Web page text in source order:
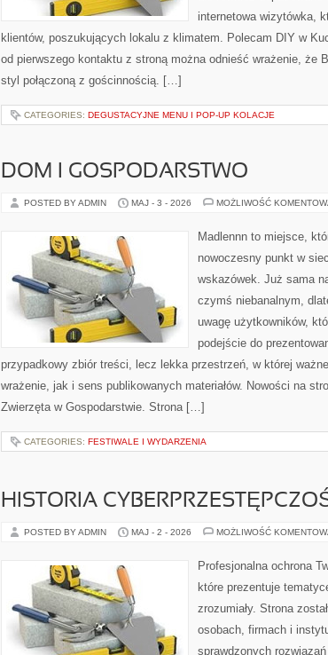
internetowa wizytówka,
klientów, poszukujących lokalu z klimatem. Polecam DIY w
od pierwszego kontaktu z stroną można odnieść wrażenie, że
styl połączoną z gościnnością. […]
CATEGORIES: DEGUSTACYJNE MENU I POP-UP KOLACJE
DOM I GOSPODARSTWO
POSTED BY ADMIN MAJ - 3 - 2026 MOŻLIWOŚĆ
Madlennn to miejsce,
nowoczesny punkt w
wskazówek. Już sama
czymś niebanalnym,
uwagę użytkowników,
podejście do
przypadkowy zbiór treści, lecz lekka przestrzeń, w której
wrażenie, jak i sens publikowanych materiałów. Nowości na
Zwierzęta w Gospodarstwie. Strona […]
CATEGORIES: FESTIWALE I WYDARZENIA
HISTORIA
POSTED BY ADMIN MAJ - 2 - 2026 MOŻLIWOŚĆ
Profesjonalna ochrona
które prezentuje
zrozumiały. Strona
osobach, firmach i
sprawdzonych